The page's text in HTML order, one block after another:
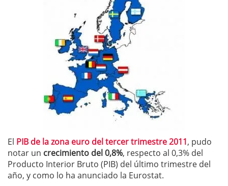
El PIB de la zona euro del tercer trimestre 2011, pudo
notar un crecimiento del 0,8%, respecto al 0,3% del
Producto Interior Bruto (PIB) del último trimestre del
año, y como lo ha anunciado la Eurostat.